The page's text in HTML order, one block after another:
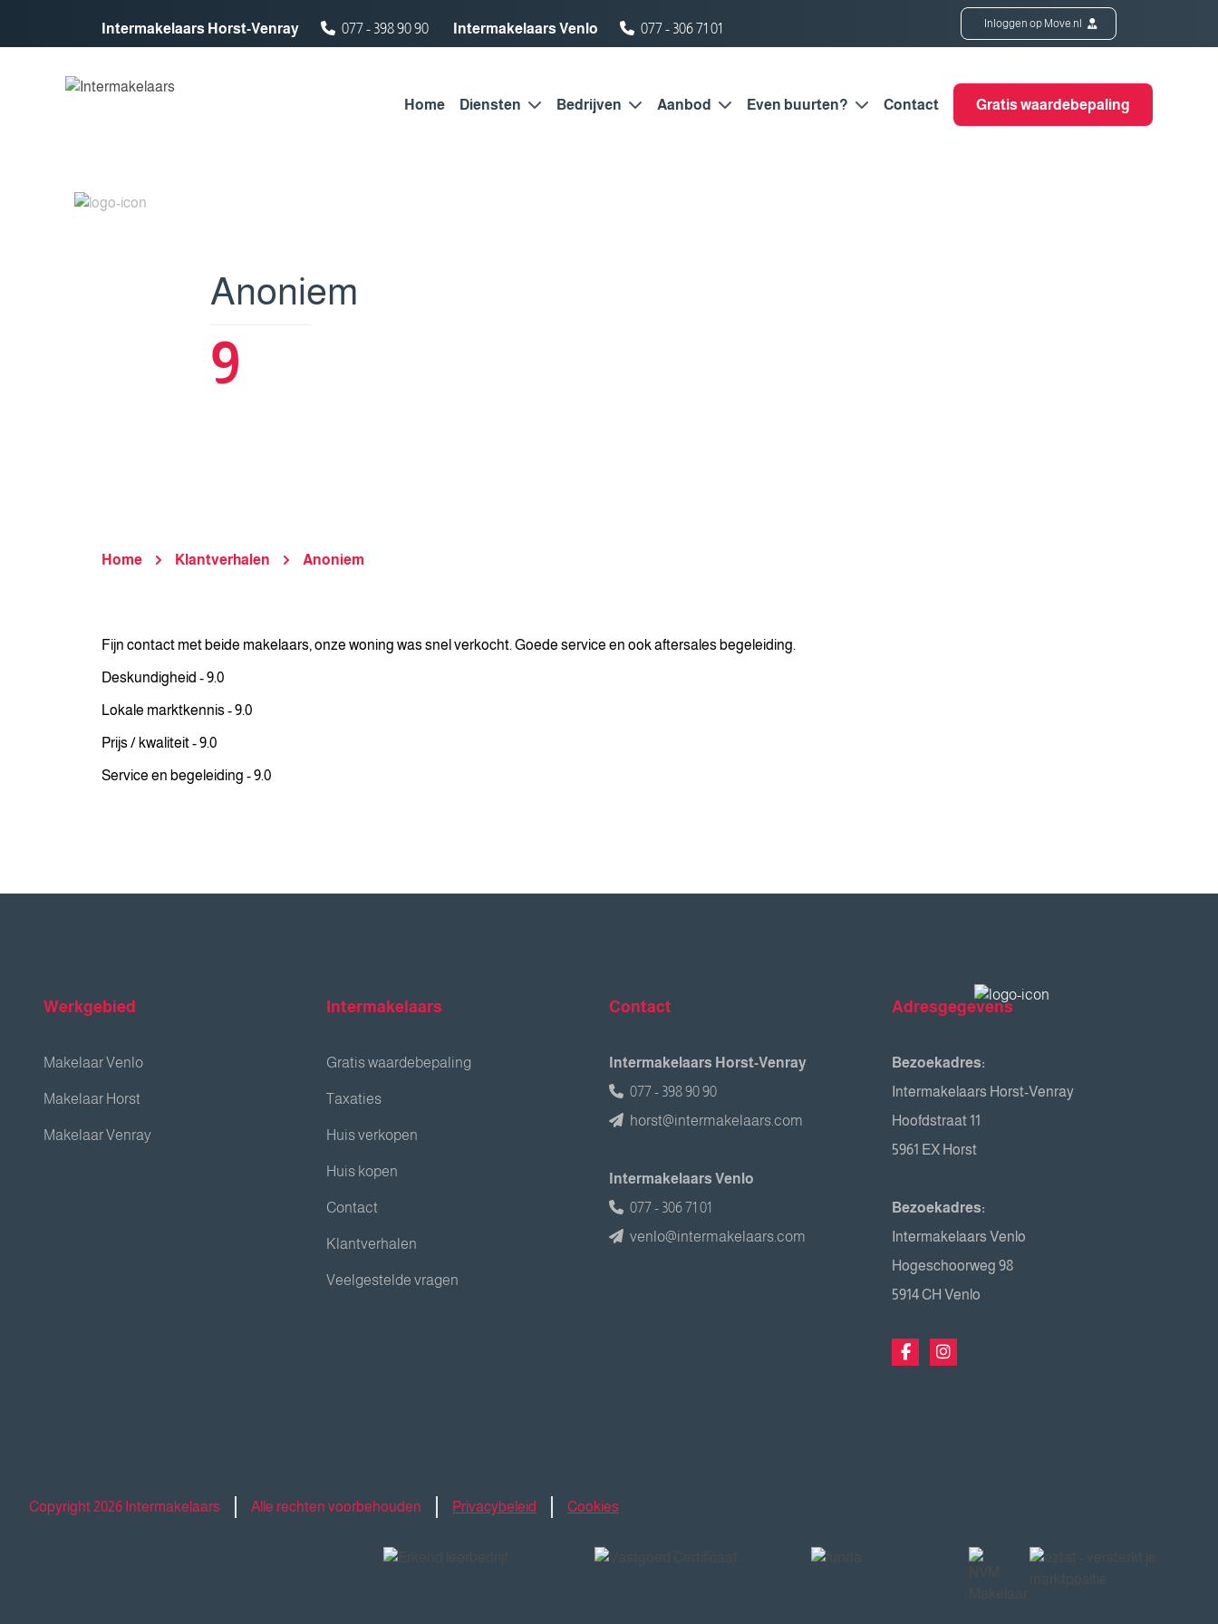
Intermakelaars Horst-Venray
077 - 398 90 90 Intermakelaars Venlo 077 - 306 71 01 Inloggen op Move.nl
Home Diensten Bedrijven Aanbod Even buurten? Contact Gratis waardebepaling
Anoniem
9
Home Klantverhalen Anoniem
Fijn contact met beide makelaars, onze woning was snel verkocht. Goede service en ook aftersales begeleiding.
Deskundigheid - 9.0
Lokale marktkennis - 9.0
Prijs / kwaliteit - 9.0
Service en begeleiding - 9.0
Werkgebied
Makelaar Venlo
Makelaar Horst
Makelaar Venray
Intermakelaars
Gratis waardebepaling
Taxaties
Huis verkopen
Huis kopen
Contact
Klantverhalen
Veelgestelde vragen
Contact
Intermakelaars Horst-Venray
077 - 398 90 90
horst@intermakelaars.com
Intermakelaars Venlo
077 - 306 71 01
venlo@intermakelaars.com
Adresgegevens
Bezoekadres:
Intermakelaars Horst-Venray
Hoofdstraat 11
5961 EX Horst
Bezoekadres:
Intermakelaars Venlo
Hogeschoorweg 98
5914 CH Venlo
Copyright 2026 Intermakelaars Alle rechten voorbehouden Privacybeleid Cookies